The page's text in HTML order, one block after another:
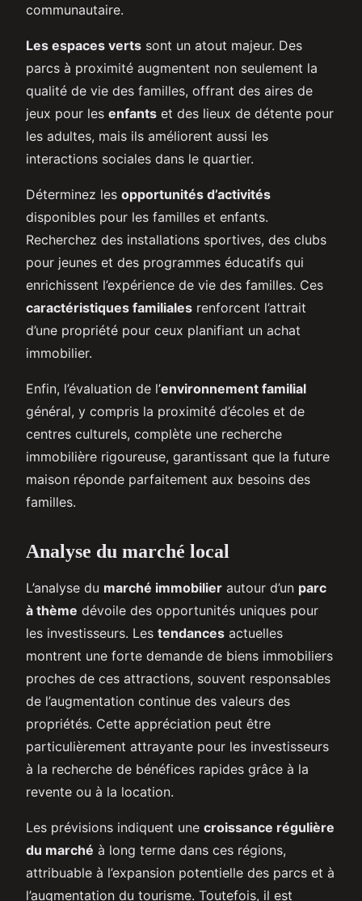
communautaire.
Les espaces verts sont un atout majeur. Des
parcs à proximité augmentent non seulement la
qualité de vie des familles, offrant des aires de
jeux pour les enfants et des lieux de détente pour
les adultes, mais ils améliorent aussi les
interactions sociales dans le quartier.
Déterminez les opportunités d’activités
disponibles pour les familles et enfants.
Recherchez des installations sportives, des clubs
pour jeunes et des programmes éducatifs qui
enrichissent l’expérience de vie des familles. Ces
caractéristiques familiales renforcent l’attrait
d’une propriété pour ceux planifiant un achat
immobilier.
Enfin, l’évaluation de l’environnement familial
général, y compris la proximité d’écoles et de
centres culturels, complète une recherche
immobilière rigoureuse, garantissant que la future
maison réponde parfaitement aux besoins des
familles.
Analyse du marché local
L’analyse du marché immobilier autour d’un parc
à thème dévoile des opportunités uniques pour
les investisseurs. Les tendances actuelles
montrent une forte demande de biens immobiliers
proches de ces attractions, souvent responsables
de l’augmentation continue des valeurs des
propriétés. Cette appréciation peut être
particulièrement attrayante pour les investisseurs
à la recherche de bénéfices rapides grâce à la
revente ou à la location.
Les prévisions indiquent une croissance régulière
du marché à long terme dans ces régions,
attribuable à l’expansion potentielle des parcs et à
l’augmentation du tourisme. Toutefois, il est